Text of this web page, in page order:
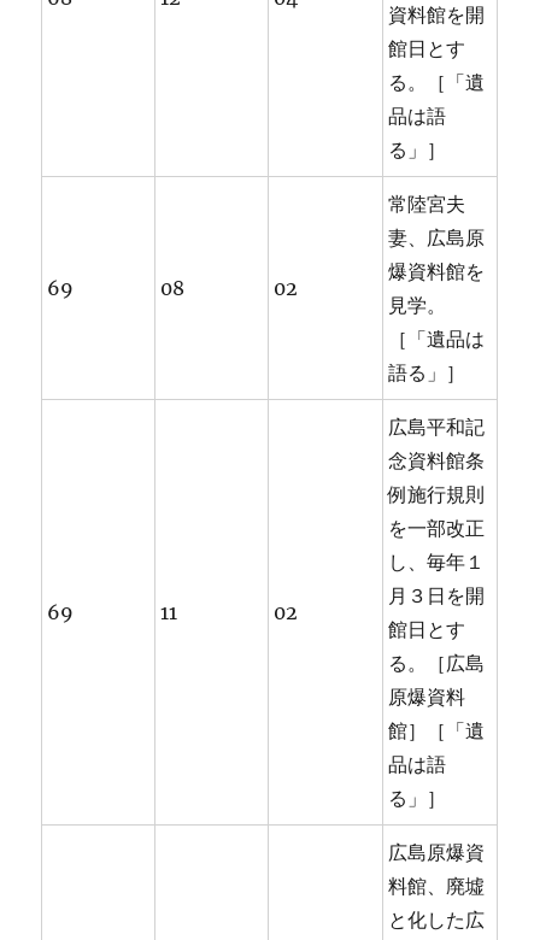
資料館を開
館日とす
る。［「遺
品は語
る」］
69 08 02
常陸宮夫
妻、広島原
爆資料館を
見学。
［「遺品は
語る」］
69 11 02
広島平和記
念資料館条
例施行規則
を一部改正
し、毎年１
月３日を開
館日とす
る。［広島
原爆資料
館］［「遺
品は語
る」］
広島原爆資
料館、廃墟
と化した広